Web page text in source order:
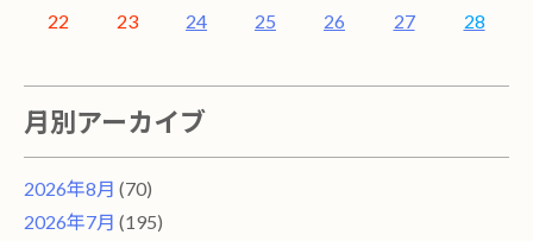
22
23 24 25 26 27 28
月別アーカイブ
2026年8月 (70)
2026年7月 (195)